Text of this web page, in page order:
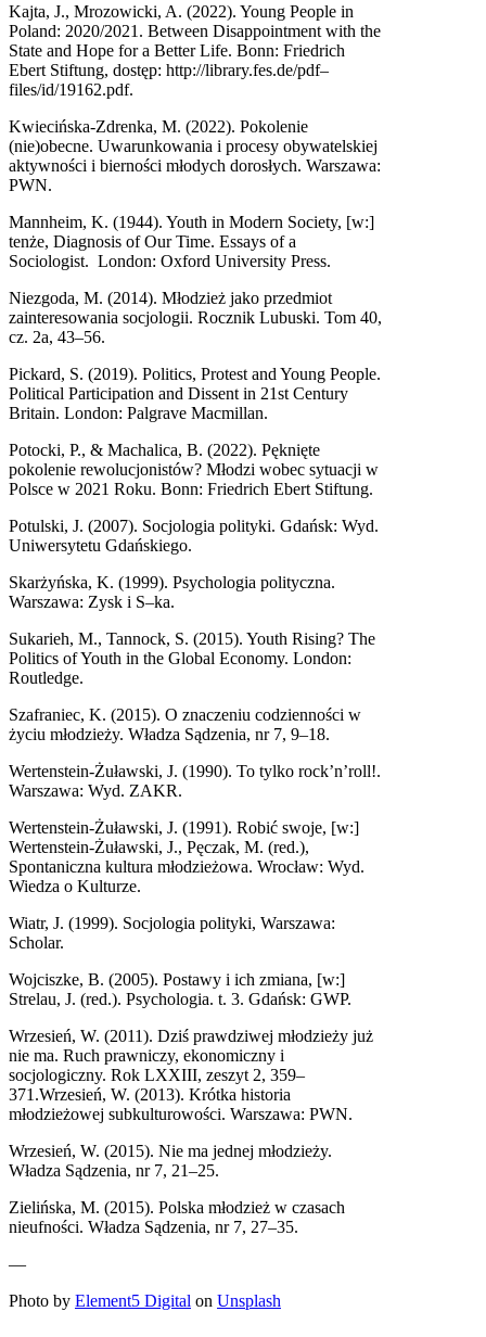
Kajta, J., Mrozowicki, A. (2022). Young People in
Poland: 2020/2021. Between Disappointment with the
State and Hope for a Better Life. Bonn: Friedrich
Ebert Stiftung, dostęp: http://library.fes.de/pdf–
files/id/19162.pdf.
Kwiecińska-Zdrenka, M. (2022). Pokolenie
(nie)obecne. Uwarunkowania i procesy obywatelskiej
aktywności i bierności młodych dorosłych. Warszawa:
PWN.
Mannheim, K. (1944). Youth in Modern Society, [w:]
tenże, Diagnosis of Our Time. Essays of a
Sociologist. London: Oxford University Press.
Niezgoda, M. (2014). Młodzież jako przedmiot
zainteresowania socjologii. Rocznik Lubuski. Tom 40,
cz. 2a, 43–56.
Pickard, S. (2019). Politics, Protest and Young People.
Political Participation and Dissent in 21st Century
Britain. London: Palgrave Macmillan.
Potocki, P., & Machalica, B. (2022). Pęknięte
pokolenie rewolucjonistów? Młodzi wobec sytuacji w
Polsce w 2021 Roku. Bonn: Friedrich Ebert Stiftung.
Potulski, J. (2007). Socjologia polityki. Gdańsk: Wyd.
Uniwersytetu Gdańskiego.
Skarżyńska, K. (1999). Psychologia polityczna.
Warszawa: Zysk i S–ka.
Sukarieh, M., Tannock, S. (2015). Youth Rising? The
Politics of Youth in the Global Economy. London:
Routledge.
Szafraniec, K. (2015). O znaczeniu codzienności w
życiu młodzieży. Władza Sądzenia, nr 7, 9–18.
Wertenstein-Żuławski, J. (1990). To tylko rock’n’roll!.
Warszawa: Wyd. ZAKR.
Wertenstein-Żuławski, J. (1991). Robić swoje, [w:]
Wertenstein-Żuławski, J., Pęczak, M. (red.),
Spontaniczna kultura młodzieżowa. Wrocław: Wyd.
Wiedza o Kulturze.
Wiatr, J. (1999). Socjologia polityki, Warszawa:
Scholar.
Wojciszke, B. (2005). Postawy i ich zmiana, [w:]
Strelau, J. (red.). Psychologia. t. 3. Gdańsk: GWP.
Wrzesień, W. (2011). Dziś prawdziwej młodzieży już
nie ma. Ruch prawniczy, ekonomiczny i
socjologiczny. Rok LXXIII, zeszyt 2, 359–
371.Wrzesień, W. (2013). Krótka historia
młodzieżowej subkulturowości. Warszawa: PWN.
Wrzesień, W. (2015). Nie ma jednej młodzieży.
Władza Sądzenia, nr 7, 21–25.
Zielińska, M. (2015). Polska młodzież w czasach
nieufności. Władza Sądzenia, nr 7, 27–35.
—
Photo by Element5 Digital on Unsplash